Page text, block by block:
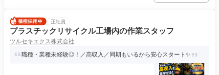
正社員
プラスチックリサイクル工場内の作業スタッフ
ツルセキエクス株式会社
職種・業種未経験◎！／高収入／同期もいるから安心スタート✨